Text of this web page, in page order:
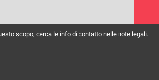
scopo, cerca le info di contatto nelle note legali.